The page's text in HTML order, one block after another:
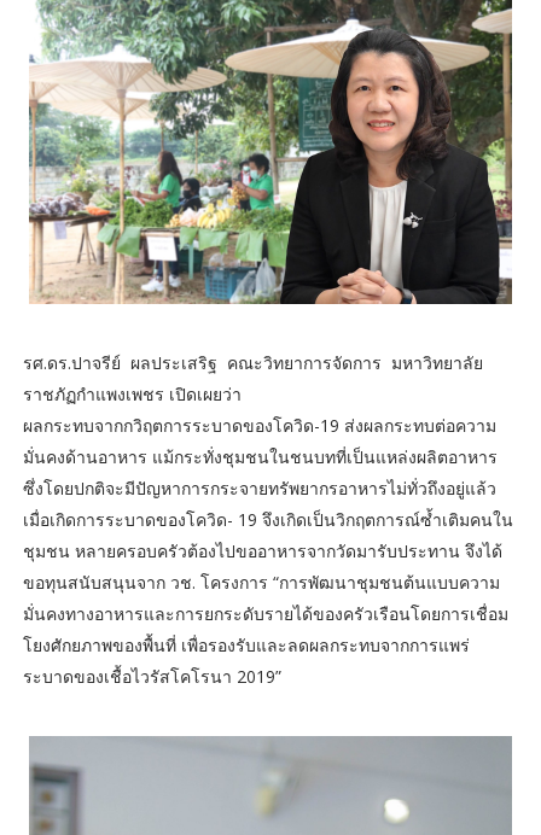
รศ.ดร.ปาจรีย์ ผลประเสริฐ คณะวิทยาการจัดการ มหาวิทยาลัย
ราชภัฏกำแพงเพชร เปิดเผยว่า
ผลกระทบจากกวิฤตการระบาดของโควิด-19 ส่งผลกระทบต่อความ
มั่นคงด้านอาหาร แม้กระทั่งชุมชนในชนบทที่เป็นแหล่งผลิตอาหาร
ซึ่งโดยปกติจะมีปัญหาการกระจายทรัพยากรอาหารไม่ทั่วถึงอยู่แล้ว
เมื่อเกิดการระบาดของโควิด- 19 จึงเกิดเป็นวิกฤตการณ์ซ้ำเติมคนใน
ชุมชน หลายครอบครัวต้องไปขออาหารจากวัดมารับประทาน จึงได้
ขอทุนสนับสนุนจาก วช. โครงการ “การพัฒนาชุมชนต้นแบบความ
มั่นคงทางอาหารและการยกระดับรายได้ของครัวเรือนโดยการเชื่อม
โยงศักยภาพของพื้นที่ เพื่อรองรับและลดผลกระทบจากการแพร่
ระบาดของเชื้อไวรัสโคโรนา 2019”